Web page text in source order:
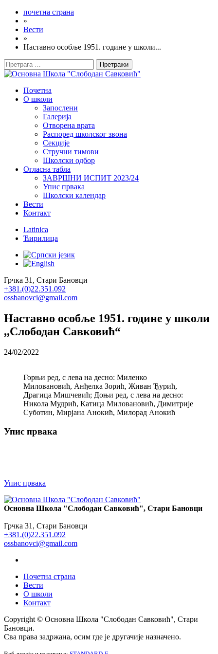
почетна страна
»
Вести
»
Наставно особље 1951. године у школи...
Претрага
за:
Почетна
О школи
Запослени
Галерија
Отворена врата
Распоред школског звона
Секције
Стручни тимови
Школски одбор
Огласна табла
ЗАВРШНИ ИСПИТ 2023/24
Упис првака
Школски календар
Вести
Контакт
Latinica
Ћирилица
Грчка 31, Стари Бановци
+381.(0)22.351.092
ossbanovci@gmail.com
Наставно особље 1951. године у школи
,,Слободан Савковић“
24/02/2022
Горњи ред, с лева на десно: Миленко
Миловановић, Анђелка Зорић, Живан Ђурић,
Драгица Мишчевић; Доњи ред, с лева на десно:
Никола Мудрић, Катица Миловановић, Димитрије
Суботин, Мирјана Анокић, Милорад Анокић
Упис првака
Упис првака
Основна Школа "Слободан Савковић", Стари Бановци
Грчка 31, Стари Бановци
+381.(0)22.351.092
ossbanovci@gmail.com
Почетна страна
Вести
О школи
Контакт
Copyright © Основна Школа "Слободан Савковић", Стари
Бановци.
Сва права задржана, осим где је другачије назначено.